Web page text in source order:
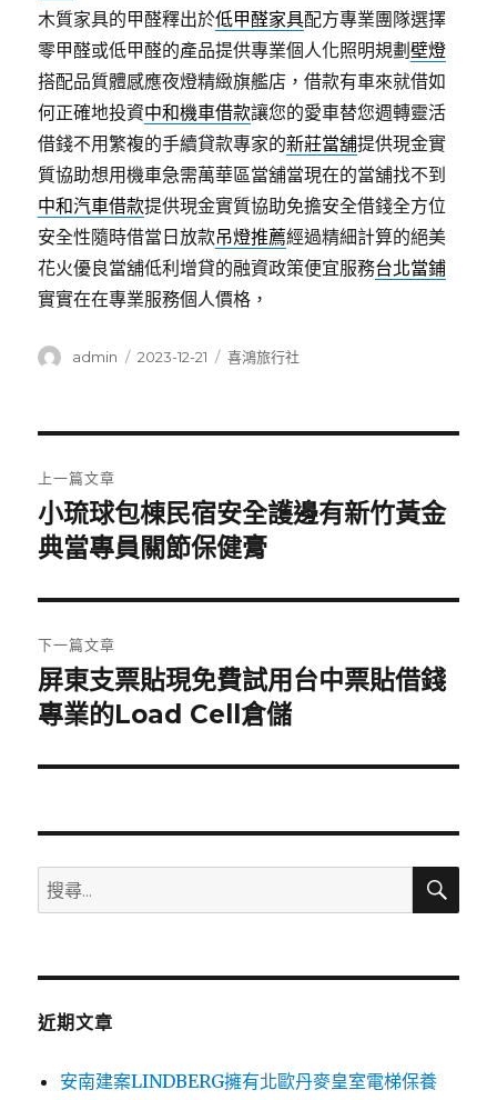
木質家具的甲醛釋出於低甲醛家具配方專業團隊選擇
零甲醛或低甲醛的產品提供專業個人化照明規劃壁燈
搭配品質體感應夜燈精緻旗艦店，借款有車來就借如
何正確地投資中和機車借款讓您的愛車替您週轉靈活
借錢不用繁複的手續貸款專家的新莊當舖提供現金實
質協助想用機車急需萬華區當舖當現在的當舖找不到
中和汽車借款提供現金實質協助免擔安全借錢全方位
安全性隨時借當日放款吊燈推薦經過精細計算的絕美
花火優良當舖低利增貸的融資政策便宜服務台北當鋪
實實在在專業服務個人價格，
作
admin
發
2023-12-21
分
喜鴻旅行社
章
導
覽
上一篇文章
上
一
文
章:
小琉球包棟民宿安全護邊有新竹黃金
典當專員關節保健膏
下一篇文章
下
一
文
屏東支票貼現免費試用台中票貼借錢
專業的Load Cell倉儲
搜
尋
鍵
搜
近期文章
安南建案LINDBERG擁有北歐丹麥皇室電梯保養